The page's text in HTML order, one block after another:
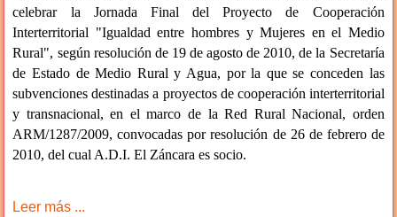
celebrar la Jornada Final del Proyecto de Cooperación
Interterritorial "Igualdad entre hombres y Mujeres en el Medio
Rural", según resolución de 19 de agosto de 2010, de la Secretaría
de Estado de Medio Rural y Agua, por la que se conceden las
subvenciones destinadas a proyectos de cooperación interterritorial
y transnacional, en el marco de la Red Rural Nacional, orden
ARM/1287/2009, convocadas por resolución de 26 de febrero de
2010, del cual A.D.I. El Záncara es socio.
Leer más ...